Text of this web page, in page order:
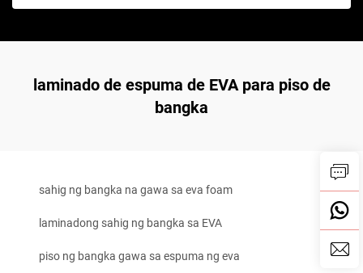
laminado de espuma de EVA para piso de
bangka
sahig ng bangka na gawa sa eva foam
laminadong sahig ng bangka sa EVA
piso ng bangka gawa sa espuma ng eva